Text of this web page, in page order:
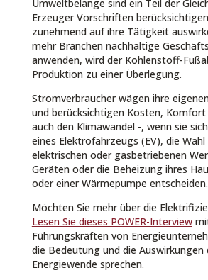
Umweltbelange sind ein Teil der
Erzeuger Vorschriften
zunehmend auf ihre Tätigkeit
mehr Branchen nachhaltige
anwenden, wird der Kohlenstoff-
Produktion zu einer Überlegung.
Stromverbraucher wägen ihre
und berücksichtigen Kosten,
auch den Klimawandel -, wenn sie
eines Elektrofahrzeugs (EV), die
elektrischen oder gasbetriebenen
Geräten oder die Beheizung ihres
oder einer Wärmepumpe entscheiden.
Möchten Sie mehr über die
Lesen Sie dieses POWER-Interview
Führungskräften von
die Bedeutung und die Auswirkungen
Energiewende sprechen.